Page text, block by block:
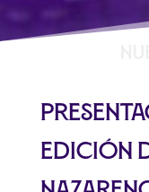
EDICIÓN